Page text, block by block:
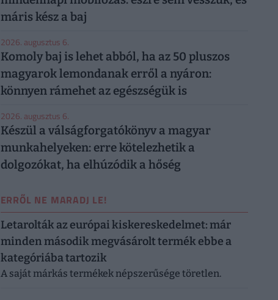
máris kész a baj
2026. augusztus 6.
Komoly baj is lehet abból, ha az 50 pluszos
magyarok lemondanak erről a nyáron:
könnyen rámehet az egészségük is
2026. augusztus 6.
Készül a válságforgatókönyv a magyar
munkahelyeken: erre kötelezhetik a
dolgozókat, ha elhúzódik a hőség
ERRŐL NE MARADJ LE!
Letarolták az európai kiskereskedelmet: már
minden második megvásárolt termék ebbe a
kategóriába tartozik
A saját márkás termékek népszerűsége töretlen.